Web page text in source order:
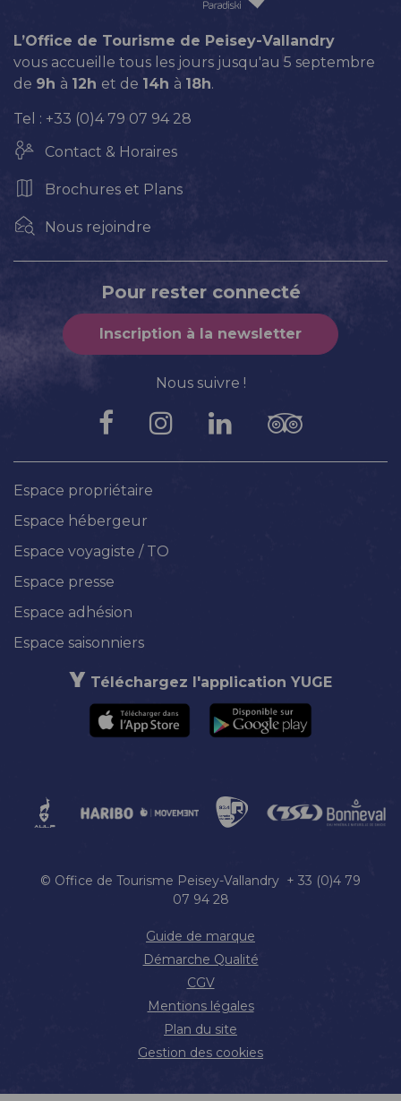
L’Office de Tourisme de Peisey-Vallandry
vous accueille tous les jours jusqu'au 5 septembre
de 9h à 12h et de 14h à 18h.
Tel : +33 (0)4 79 07 94 28
Contact & Horaires
Brochures et Plans
Nous rejoindre
Pour rester connecté
Inscription à la newsletter
Nous suivre !
Espace propriétaire
Espace hébergeur
Espace voyagiste / TO
Espace presse
Espace adhésion
Espace saisonniers
Téléchargez l'application YUGE
© Office de Tourisme Peisey-Vallandry + 33 (0)4 79
07 94 28
Guide de marque
Démarche Qualité
CGV
Mentions légales
Plan du site
Gestion des cookies